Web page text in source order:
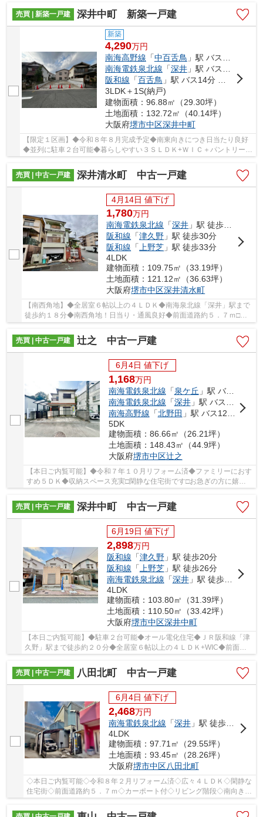
売買 | 新築一戸建
深井中町 新築一戸建
新築
4,290万円
南海高野線 「中百舌鳥 」駅 バス19分 「中深井北」 停歩8分
南海電鉄泉北線 「深井」駅 バス2分 「中深井南」 停歩8分
阪和線 「百舌鳥 」駅 バス14分 「中深井北」 停歩8分
3LDK＋1S(納戸)
建物面積：96.88㎡（29.30坪）
土地面積：132.72㎡（40.14坪）
大阪府堺市中区深井中町
【限定１区画】◆令和８年８月完成予定◆南東向きにつき日当たり良好
◆並列に駐車２台可能◆暮らしやすい３ＳＬＤＫ+ＷＩＣ＋パントリー
+ＳＩＣ◆前面道路約５．４ｍ□フラット３５Ｓ対応物件
売買 | 中古一戸建
深井清水町 中古一戸建
4月14日 値下げ
1,780万円
南海電鉄泉北線 「深井 」駅 徒歩18分
阪和線 「津久野 」駅 徒歩30分
阪和線 「上野芝 」駅 徒歩33分
4LDK
建物面積：109.75㎡（33.19坪）
土地面積：121.12㎡（36.63坪）
大阪府堺市中区深井清水町
【南西角地】◆全居室６帖以上の４ＬＤＫ◆南海泉北線「深井」駅まで
徒歩約１８分◆南西角地！日当り・通風良好◆前面道路約５．７ｍ□ウ
ォークインクローゼットございます
売買 | 中古一戸建
辻之 中古一戸建
6月4日 値下げ
1,168万円
南海電鉄泉北線 「泉ケ丘 」駅 バス12分 「東中学校前（堺市）」 停歩9分
南海電鉄泉北線 「深井」駅 バス12分 「金山（大阪府）」 停歩12分
南海高野線 「北野田 」駅 バス12分 「金山（大阪府）」 停歩12分
5DK
建物面積：86.66㎡（26.21坪）
土地面積：148.43㎡（44.9坪）
大阪府堺市中区辻之
【本日ご内覧可能】◆令和７年１０月リフォーム済◆ファミリーにおす
すめ５ＤＫ◆収納スペース充実□閑静な住宅街です□お急ぎの方に嬉し
売買 | 中古一戸建
深井中町 中古一戸建
6月19日 値下げ
2,898万円
阪和線 「津久野」駅 徒歩20分
阪和線 「 上野芝」駅 徒歩26分
南海電鉄泉北線 「深井」駅 徒歩28分
4LDK
建物面積：103.80㎡（31.39坪）
土地面積：110.50㎡（33.42坪）
大阪府堺市中区深井中町
【本日ご内覧可能】◆駐車２台可能◆オール電化住宅◆ＪＲ阪和線「津
久野」駅まで徒歩約２０分◆全居室６帖以上の４ＬＤＫ+WIC◆前面道
売買 | 中古一戸建
八田北町 中古一戸建
6月4日 値下げ
2,468万円
南海電鉄泉北線 「深井」駅 徒歩19分
4LDK
建物面積：97.71㎡（29.55坪）
土地面積：93.45㎡（28.26坪）
大阪府堺市中区八田北町
◇本日ご内覧可能◇令和８年２月リフォーム済◇広々４ＬＤＫ◇閑静な
住宅街◇前面道路約５．７ｍ◇カーポート付◇リビング階段◇南向きバ